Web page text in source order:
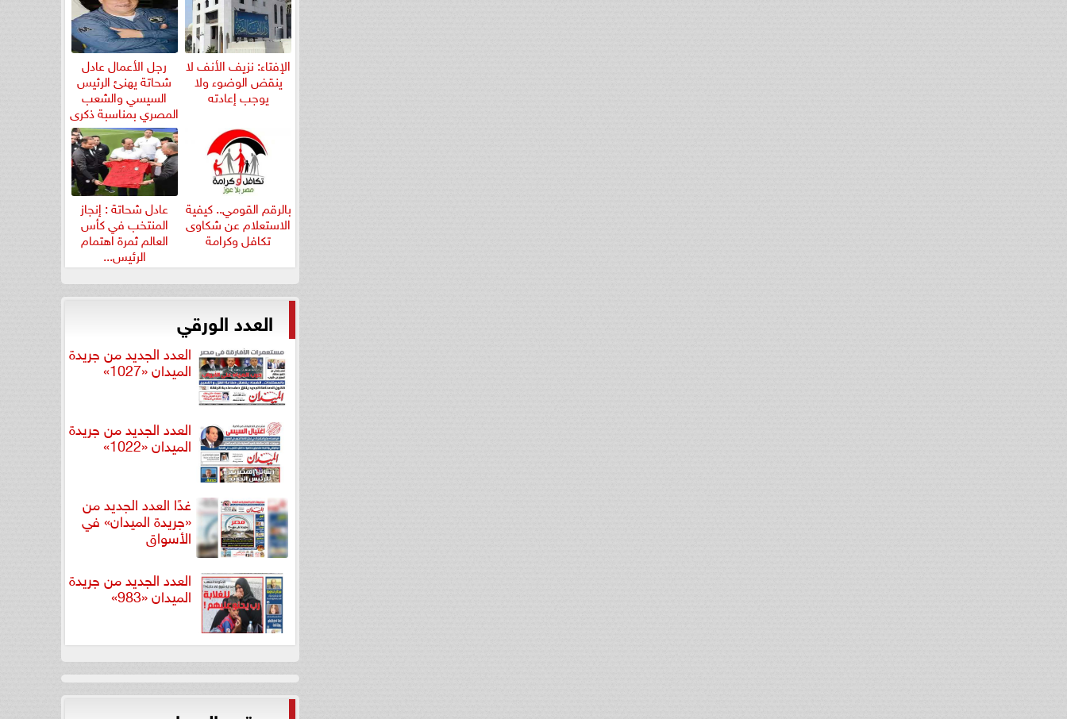
الإفتاء: نزيف الأنف لا
ينقض الوضوء ولا
يوجب إعادته
رجل الأعمال عادل
شحاتة يهنئ الرئيس
السيسي والشعب
المصري بمناسبة ذكرى
ثورة...
بالرقم القومي.. كيفية
الاستعلام عن شكاوى
تكافل وكرامة
عادل شحاتة : إنجاز
المنتخب في كأس
العالم ثمرة اهتمام
الرئيس...
العدد الورقي
العدد الجديد من جريدة
الميدان «1027»
العدد الجديد من جريدة
الميدان «1022»
غدًا العدد الجديد من
«جريدة الميدان» في
الأسواق
العدد الجديد من جريدة
الميدان «983»